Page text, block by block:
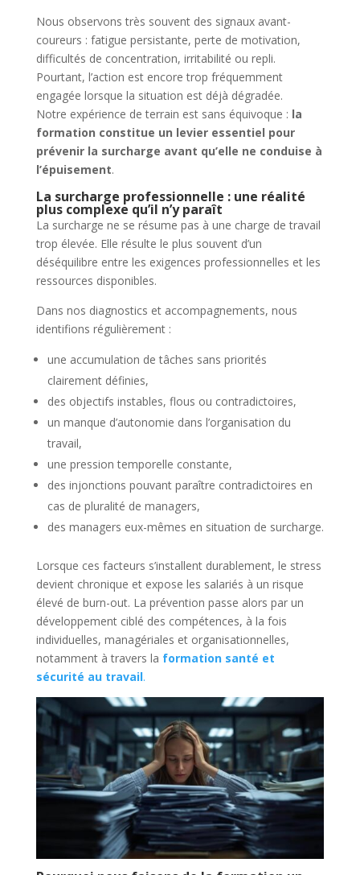
Nous observons très souvent des signaux avant-
coureurs : fatigue persistante, perte de motivation,
difficultés de concentration, irritabilité ou repli.
Pourtant, l’action est encore trop fréquemment
engagée lorsque la situation est déjà dégradée.
Notre expérience de terrain est sans équivoque : la
formation constitue un levier essentiel pour
prévenir la surcharge avant qu’elle ne conduise à
l’épuisement.
La surcharge professionnelle : une réalité
plus complexe qu’il n’y paraît
La surcharge ne se résume pas à une charge de travail
trop élevée. Elle résulte le plus souvent d’un
déséquilibre entre les exigences professionnelles et les
ressources disponibles.
Dans nos diagnostics et accompagnements, nous
identifions régulièrement :
une accumulation de tâches sans priorités
clairement définies,
des objectifs instables, flous ou contradictoires,
un manque d’autonomie dans l’organisation du
travail,
une pression temporelle constante,
des injonctions pouvant paraître contradictoires en
cas de pluralité de managers,
des managers eux-mêmes en situation de surcharge.
Lorsque ces facteurs s’installent durablement, le stress
devient chronique et expose les salariés à un risque
élevé de burn-out. La prévention passe alors par un
développement ciblé des compétences, à la fois
individuelles, managériales et organisationnelles,
notamment à travers la formation santé et
sécurité au travail.